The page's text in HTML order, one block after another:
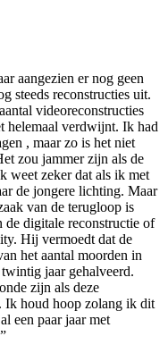
aangezien er nog geen
steeds reconstructies uit.
videoreconstructies
helemaal verdwijnt. Ik had
, maar zo is het niet
zou jammer zijn als de
weet zeker dat als ik met
de jongere lichting. Maar
van de terugloop is
de digitale reconstructie of
Hij vermoedt dat de
het aantal moorden in
jaar gehalveerd.
zijn als deze
Ik houd hoop zolang ik dit
een paar jaar met